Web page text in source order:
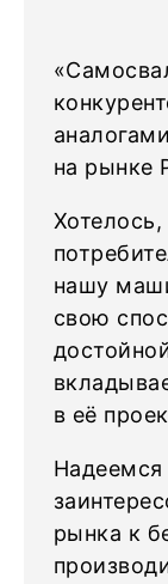
на рынке
нашу
свою
в её
Надеемся
рынка к